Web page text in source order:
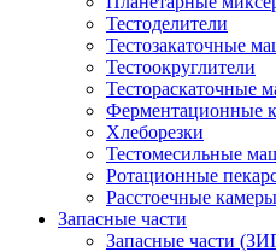
Тестоделители
Тестозакаточные
Тестоокруглители
Тестораскаточные
Ферментационные
Хлеборезки
Тестомесильные
Ротационные
Расстоечные
Запасные части
Запасные части